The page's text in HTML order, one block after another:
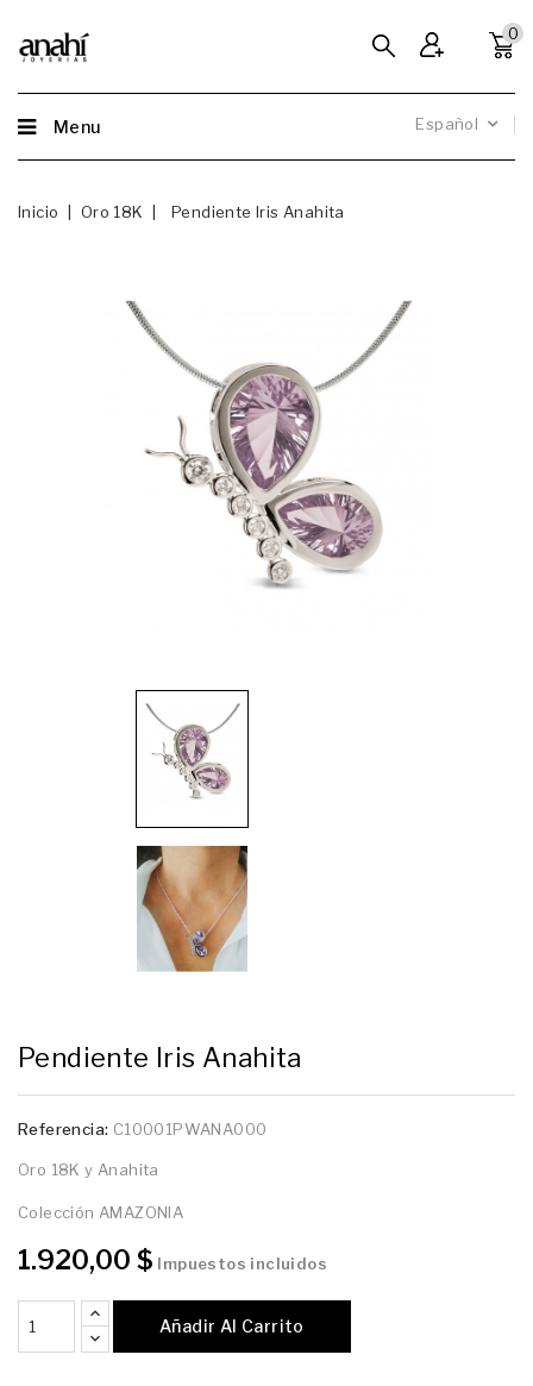
0
Menu Español
Inicio Oro 18K Pendiente Iris Anahita
Pendiente Iris Anahita
Referencia: C10001PWANA000
Oro 18K y Anahita
Colección AMAZONIA
1.920,00 $ Impuestos incluidos
Añadir Al Carrito